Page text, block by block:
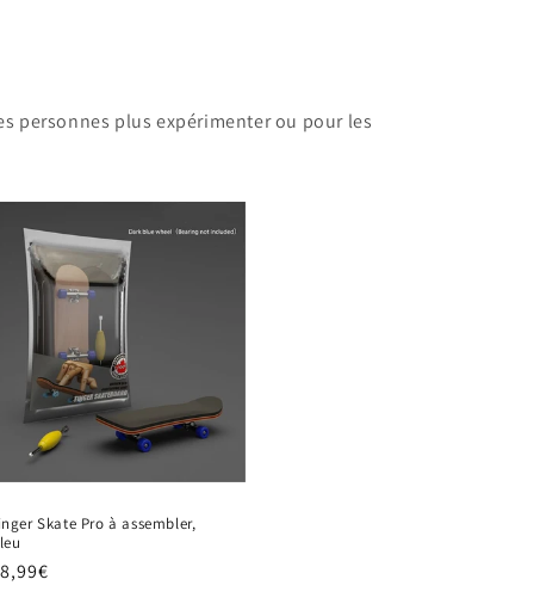
personnes plus expérimenter ou pour les
Skate Pro à assembler,